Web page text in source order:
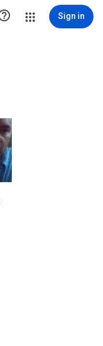
Sign in